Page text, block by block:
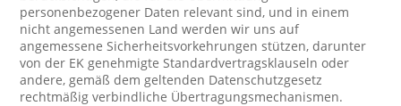
personenbezogener Daten relevant sind, und in einem
nicht angemessenen Land werden wir uns auf
angemessene Sicherheitsvorkehrungen stützen, darunter
von der EK genehmigte Standardvertragsklauseln oder
andere, gemäß dem geltenden Datenschutzgesetz
rechtmäßig verbindliche Übertragungsmechanismen.